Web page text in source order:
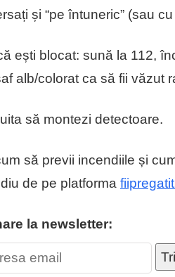
și “pe întuneric” (sau
ești blocat: sună la 112,
alb/colorat ca să fii văzut
să montezi detectoare.
să previi incendiile și
de pe platforma
la newsletter: